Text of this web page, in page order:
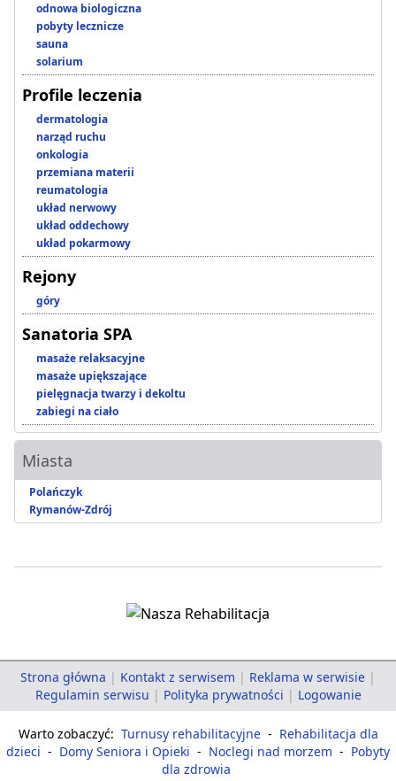
odnowa biologiczna
pobyty lecznicze
sauna
solarium
Profile leczenia
dermatologia
narząd ruchu
onkologia
przemiana materii
reumatologia
układ nerwowy
układ oddechowy
układ pokarmowy
Rejony
góry
Sanatoria SPA
masaże relaksacyjne
masaże upiększające
pielęgnacja twarzy i dekoltu
zabiegi na ciało
Miasta
Polańczyk
Rymanów-Zdrój
Strona główna | Kontakt z serwisem | Reklama w serwisie |
Regulamin serwisu | Polityka prywatności | Logowanie
Warto zobaczyć: Turnusy rehabilitacyjne - Rehabilitacja dla
dzieci - Domy Seniora i Opieki - Noclegi nad morzem - Pobyty
dla zdrowia